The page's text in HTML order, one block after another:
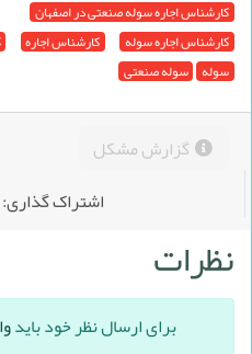
کارشناس اجاره سوله صنعتی در اصفهان
کارشناس اجاره سوله
کارشناس اجاره
سوله سوله صنعتی
گزارش مشکل
اشتراک گذاری:
نظرات
برای ارسال نظر خود باید